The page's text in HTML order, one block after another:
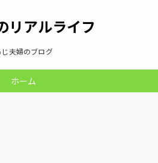
リアルライフ
じ夫婦のブログ
ホーム